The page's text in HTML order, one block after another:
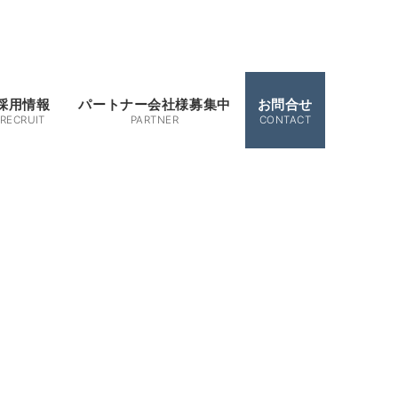
用情報
RECRUIT
パートナー会社様募集中
PARTNER
お問合せ
CONTACT